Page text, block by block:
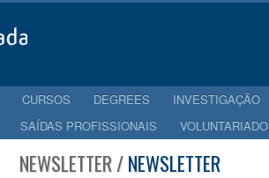
CURSOS DEGREES INVESTIGAÇÃO
SAÍDAS PROFISSIONAIS VOLUNTARIADO
NEWSLETTER /NEWSLETTER